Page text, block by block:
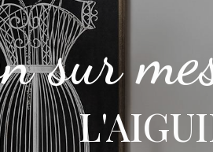
sur